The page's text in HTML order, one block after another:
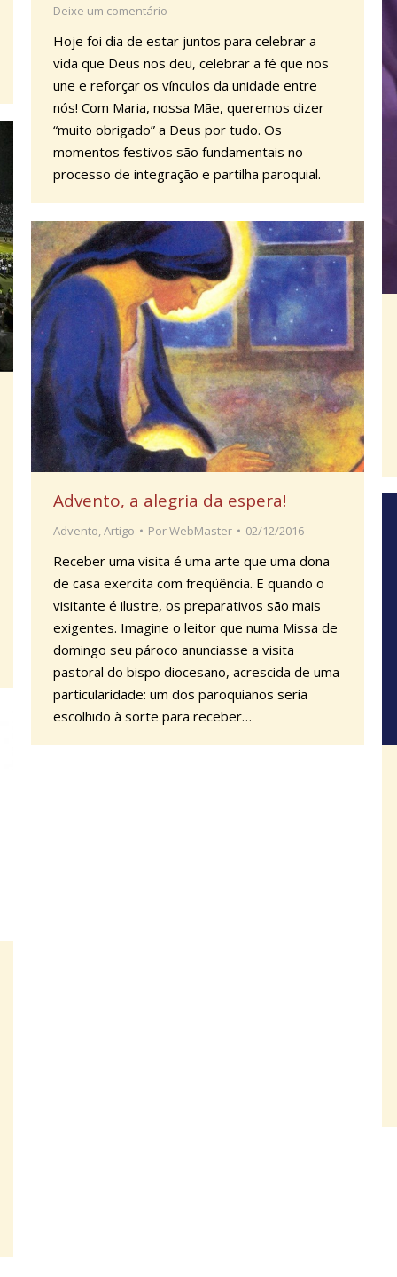
Deixe um comentário
Hoje foi dia de estar juntos para celebrar a
vida que Deus nos deu, celebrar a fé que nos
une e reforçar os vínculos da unidade entre
nós! Com Maria, nossa Mãe, queremos dizer
“muito obrigado” a Deus por tudo. Os
momentos festivos são fundamentais no
processo de integração e partilha paroquial.
Advento, a alegria da espera!
Advento,Artigo PorWebMaster 02/12/2016
Receber uma visita é uma arte que uma dona
de casa exercita com freqüência. E quando o
visitante é ilustre, os preparativos são mais
exigentes. Imagine o leitor que numa Missa de
domingo seu pároco anunciasse a visita
pastoral do bispo diocesano, acrescida de uma
particularidade: um dos paroquianos seria
escolhido à sorte para receber…